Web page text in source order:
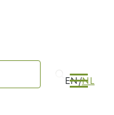
EN NL